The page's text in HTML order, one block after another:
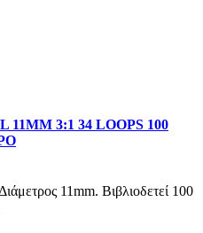
3:1 34 LOOPS 100
11mm. Βιβλιοδετεί 100